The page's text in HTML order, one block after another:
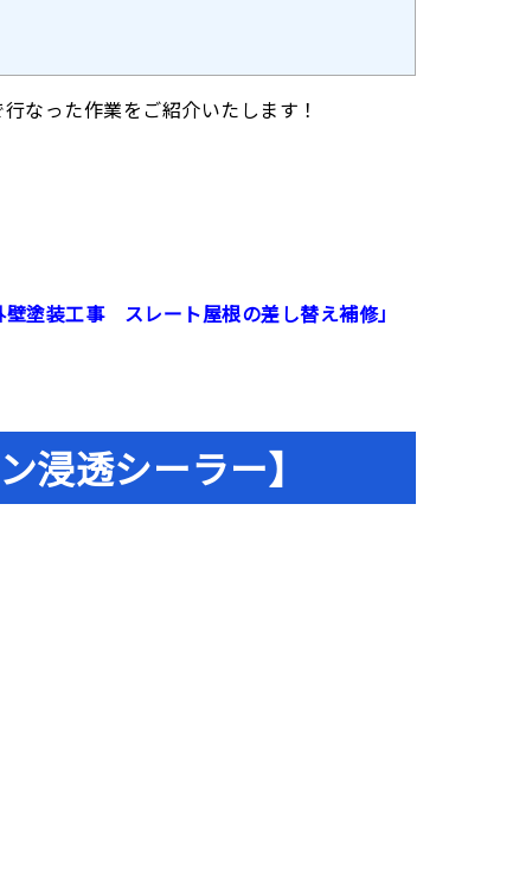
なった作業をご紹介いたします！
塗装工事 スレート屋根の差し替え補修」
浸透シーラー】